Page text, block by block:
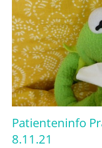
Patienteninfo
8.11.21